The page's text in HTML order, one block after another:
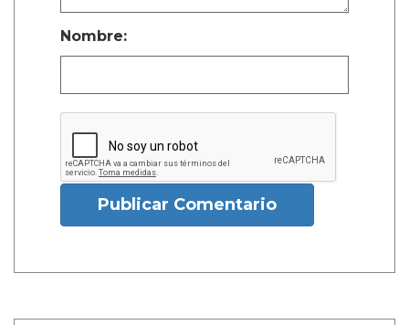
Nombre:
Publicar Comentario